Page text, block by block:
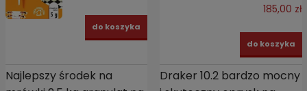
do koszyka
185,00 zł
do koszyka
Najlepszy środek na
Draker 10.2 bardzo mocny